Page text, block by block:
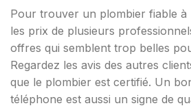
Pour trouver un plombier fiable à
les prix de plusieurs
offres qui semblent trop belles
Regardez les avis des autres
que le plombier est certifié. Un
téléphone est aussi un signe de